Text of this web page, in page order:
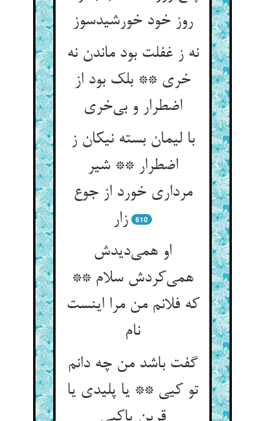
روز خود خورشیدسوز
نه ز غفلت بود ماندن نه
خری ** بلک بود از
اضطرار و بی‌خری
با لیمان بسته نیکان ز
اضطرار ** شیر
مرداری خورد از جوع
زار
610
او همی‌دیدش
همی‌کردش سلام **
که فلانم من مرا اینست
نام
گفت باشد من چه دانم
تو کیی ** یا پلیدی یا